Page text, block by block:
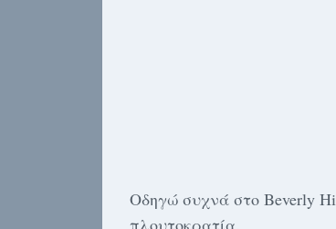
Οδηγώ συχνά στο Beverly
πλουτοκρατία.